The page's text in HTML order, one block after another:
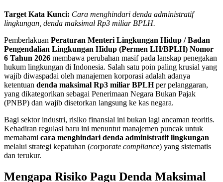
Target Kata Kunci: Cara menghindari denda administratif
lingkungan, denda maksimal Rp3 miliar BPLH.
Pemberlakuan Peraturan Menteri Lingkungan Hidup / Badan
Pengendalian Lingkungan Hidup (Permen LH/BPLH) Nomor
6 Tahun 2026 membawa perubahan masif pada lanskap penegakan
hukum lingkungan di Indonesia. Salah satu poin paling krusial yang
wajib diwaspadai oleh manajemen korporasi adalah adanya
ketentuan denda maksimal Rp3 miliar BPLHper pelanggaran,
yang dikategorikan sebagai Penerimaan Negara Bukan Pajak
(PNBP) dan wajib disetorkan langsung ke kas negara.
Bagi sektor industri, risiko finansial ini bukan lagi ancaman teoritis.
Kehadiran regulasi baru ini menuntut manajemen puncak untuk
memahami cara menghindari denda administratif lingkungan
melalui strategi kepatuhan (corporate compliance) yang sistematis
dan terukur.
Mengapa Risiko Pagu Denda Maksimal